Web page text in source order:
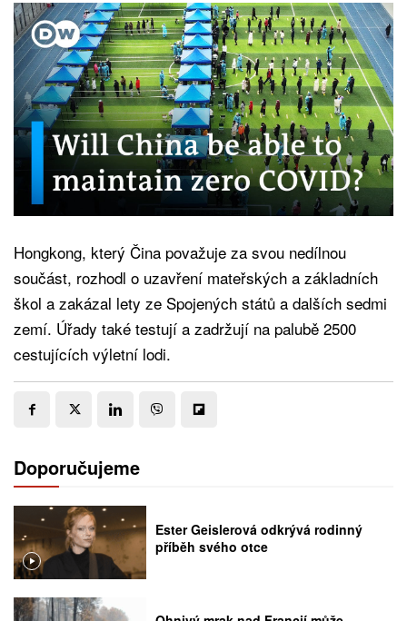
Hongkong, který Čina považuje za svou nedílnou
součást, rozhodl o uzavření mateřských a základních
škol a zakázal lety ze Spojených států a dalších sedmi
zemí. Úřady také testují a zadržují na palubě 2500
cestujících výletní lodi.
Doporučujeme
Ester Geislerová odkrývá rodinný
příběh svého otce